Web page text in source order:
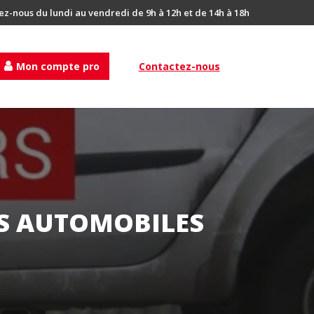
nous du lundi au vendredi de 9h à 12h et de 14h à 18h
Mon compte pro Contactez-nous
AUTOMOBILES